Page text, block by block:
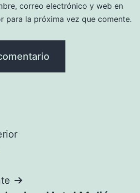
correo electrónico y web en
para la próxima vez que comente.